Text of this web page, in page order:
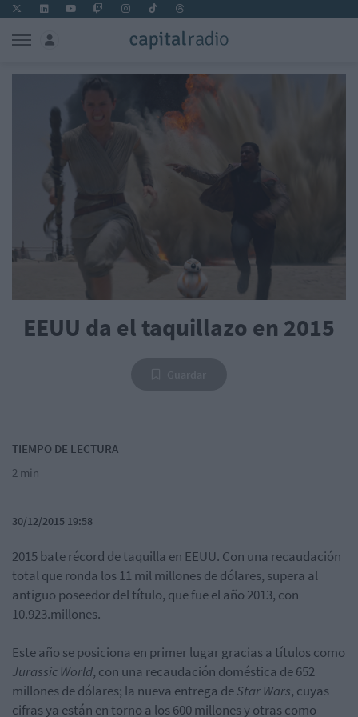
EEUU da el taquillazo en 2015
TIEMPO DE LECTURA
2 min
30/12/2015 19:58
2015 bate récord de taquilla en EEUU. Con una recaudación
total que ronda los 11 mil millones de dólares, supera al
antiguo poseedor del título, que fue el año 2013, con
10.923.millones.
Este año se posiciona en primer lugar gracias a títulos como
Jurassic World, con una recaudación doméstica de 652
millones de dólares; la nueva entrega deStar Wars, cuyas
cifras ya están en torno a los 600 millones y otras como